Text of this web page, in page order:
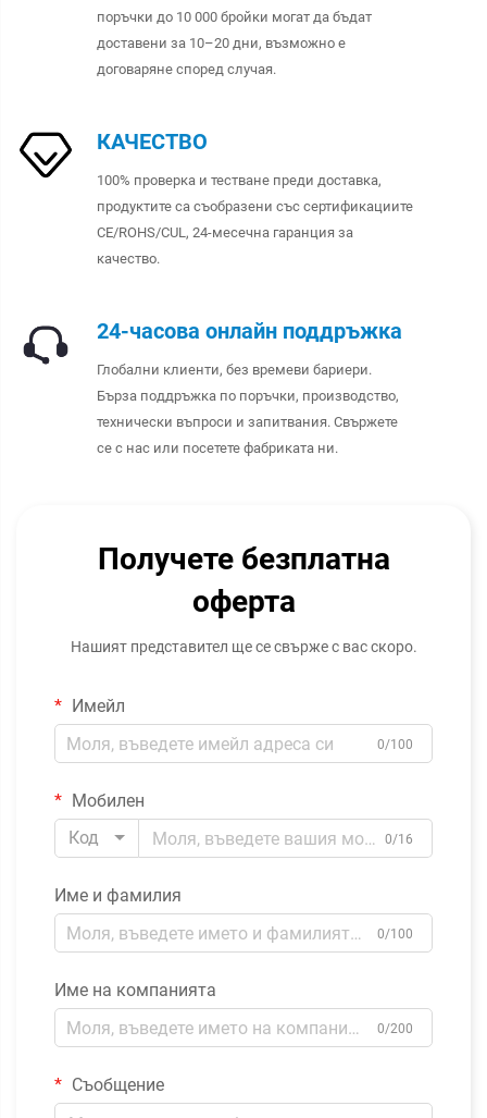
поръчки до 10 000 бройки могат да бъдат
доставени за 10–20 дни, възможно е
договаряне според случая.
КАЧЕСТВО
100% проверка и тестване преди доставка,
продуктите са съобразени със сертификациите
CE/ROHS/CUL, 24-месечна гаранция за
качество.
24-часова онлайн поддръжка
Глобални клиенти, без времеви бариери.
Бърза поддръжка по поръчки, производство,
технически въпроси и запитвания. Свържете
се с нас или посетете фабриката ни.
Получете безплатна
оферта
Нашият представител ще се свърже с вас скоро.
Имейл
0/100
Мобилен
Код
0/16
Име и фамилия
0/100
Име на компанията
0/200
Съобщение